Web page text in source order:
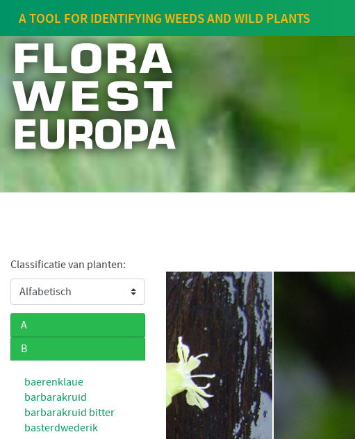
A TOOL FOR IDENTIFYING WEEDS AND WILD PLANTS
Classificatie van planten:
A
B
baerenklaue
barbarakruid
barbarakruid bitter
basterdwederik